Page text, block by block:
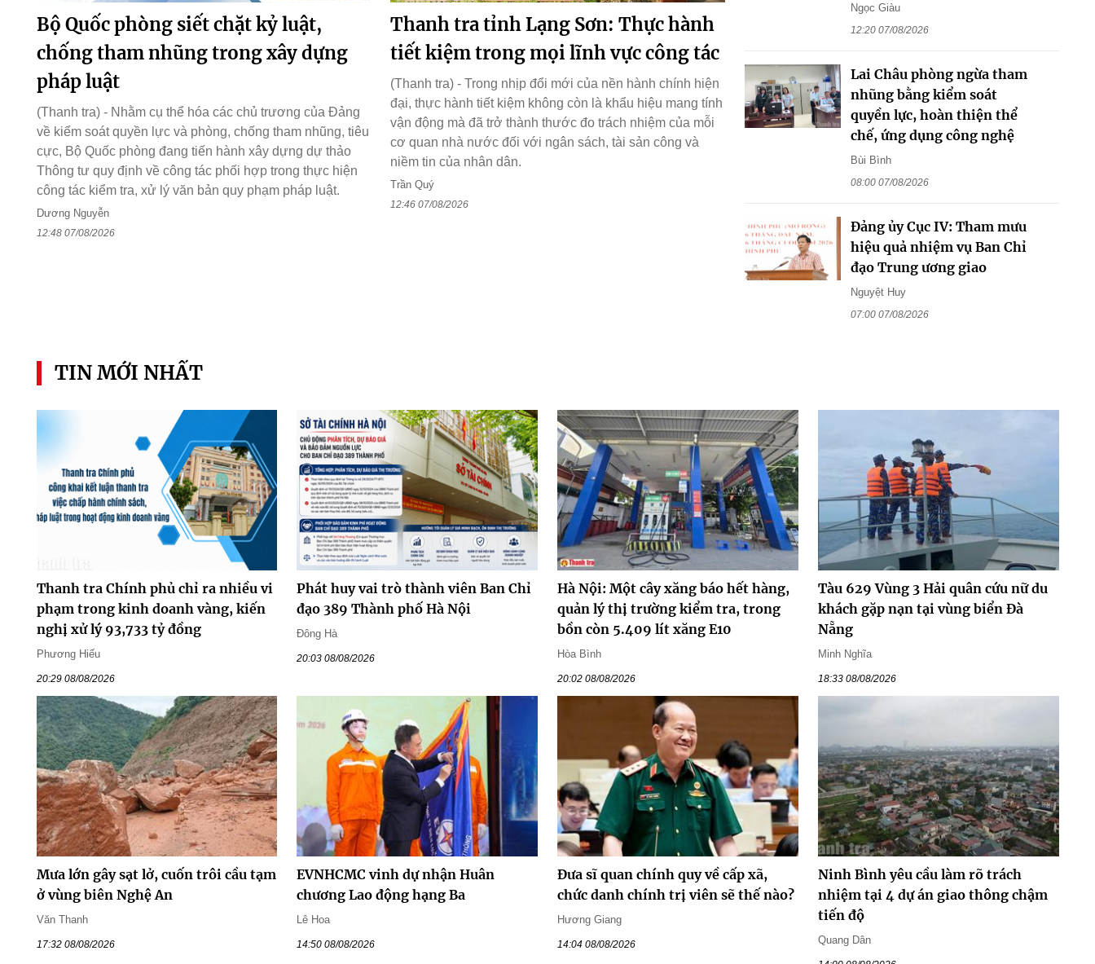
Bộ Quốc phòng siết chặt kỷ luật,
chống tham nhũng trong xây dựng
pháp luật
(Thanh tra) - Nhằm cụ thể hóa các chủ trương của Đảng
về kiểm soát quyền lực và phòng, chống tham nhũng, tiêu
cực, Bộ Quốc phòng đang tiến hành xây dựng dự thảo
Thông tư quy định về công tác phối hợp trong thực hiện
công tác kiểm tra, xử lý văn bản quy phạm pháp luật.
Dương Nguyễn
12:48 07/08/2026
Thanh tra tỉnh Lạng Sơn: Thực hành
tiết kiệm trong mọi lĩnh vực công tác
(Thanh tra) - Trong nhịp đổi mới của nền hành chính hiện
đại, thực hành tiết kiệm không còn là khẩu hiệu mang tính
vận động mà đã trở thành thước đo trách nhiệm của mỗi
cơ quan nhà nước đối với ngân sách, tài sản công và
niềm tin của nhân dân.
Trần Quý
12:46 07/08/2026
Ngọc Giàu
12:20 07/08/2026
Lai Châu phòng ngừa tham
nhũng bằng kiểm soát
quyền lực, hoàn thiện thể
chế, ứng dụng công nghệ
Bùi Bình
08:00 07/08/2026
Đảng ủy Cục IV: Tham mưu
hiệu quả nhiệm vụ Ban Chỉ
đạo Trung ương giao
Nguyệt Huy
07:00 07/08/2026
TIN MỚI NHẤT
Thanh tra Chính phủ chỉ ra nhiều vi
phạm trong kinh doanh vàng, kiến
nghị xử lý 93,733 tỷ đồng
Phương Hiếu
20:29 08/08/2026
Phát huy vai trò thành viên Ban Chỉ
đạo 389 Thành phố Hà Nội
Đông Hà
20:03 08/08/2026
Hà Nội: Một cây xăng báo hết hàng,
quản lý thị trường kiểm tra, trong
bồn còn 5.409 lít xăng E10
Hòa Bình
20:02 08/08/2026
Tàu 629 Vùng 3 Hải quân cứu nữ du
khách gặp nạn tại vùng biển Đà
Nẵng
Minh Nghĩa
18:33 08/08/2026
Mưa lớn gây sạt lở, cuốn trôi cầu tạm
ở vùng biên Nghệ An
Văn Thanh
17:32 08/08/2026
EVNHCMC vinh dự nhận Huân
chương Lao động hạng Ba
Lê Hoa
14:50 08/08/2026
Đưa sĩ quan chính quy về cấp xã,
chức danh chính trị viên sẽ thế nào?
Hương Giang
14:04 08/08/2026
Ninh Bình yêu cầu làm rõ trách
nhiệm tại 4 dự án giao thông chậm
tiến độ
Quang Dân